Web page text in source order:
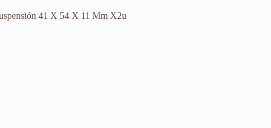
41 X 54 X 11 Mm X2u